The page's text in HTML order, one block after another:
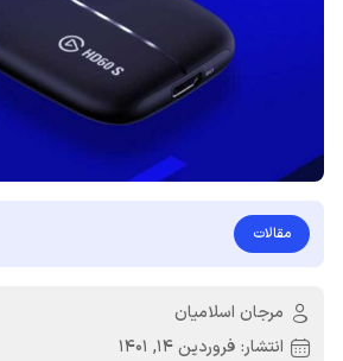
مقالات
مرجان اسلامیان
انتشار: فروردین 14, 1401